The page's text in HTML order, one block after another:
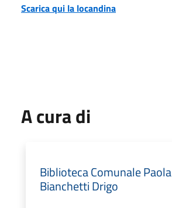
Scarica qui la locandina
A cura di
Biblioteca Comunale Paola
Bianchetti Drigo